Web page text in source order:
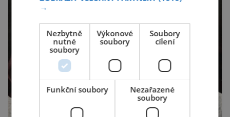
→
Nezbytně
nutné
soubory
Výkonové
soubory
Soubory
cílení
Funkční soubory
Nezařazené
soubory